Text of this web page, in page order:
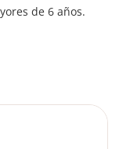
de 6 años.